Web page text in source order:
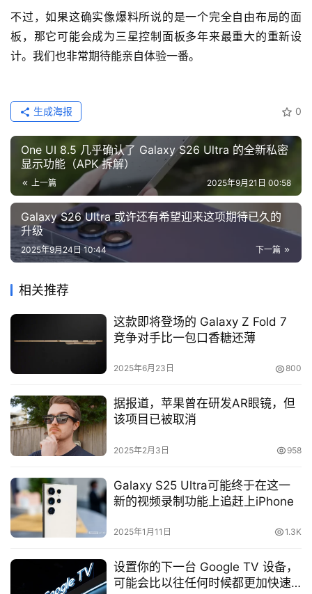
不过，如果这确实像爆料所说的是一个完全自由布局的面
板，那它可能会成为三星控制面板多年来最重大的重新设
计。我们也非常期待能亲自体验一番。
0
生成海报
One UI 8.5 几乎确认了 Galaxy S26 Ultra 的全新私密
显示功能（APK 拆解）
上一篇 2025年9月21日 00:58
Galaxy S26 Ultra 或许还有希望迎来这项期待已久的
升级
下一篇
2025年9月24日 10:44
相关推荐
这款即将登场的 Galaxy Z Fold 7
竞争对手比一包口香糖还薄
2025年6月23日 800
据报道，苹果曾在研发AR眼镜，但
该项目已被取消
2025年2月3日 958
Galaxy S25 Ultra可能终于在这一
新的视频录制功能上追赶上iPhone
2025年1月11日 1.3K
设置你的下一台 Google TV 设备，
可能会比以往任何时候都更加快速